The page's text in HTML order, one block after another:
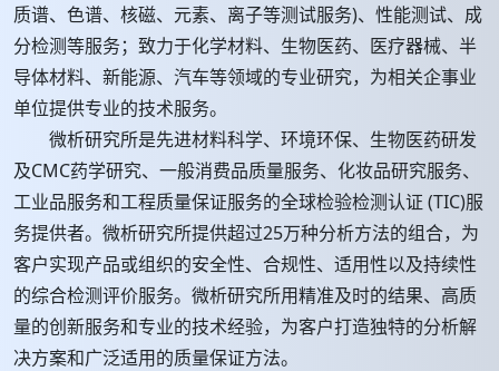
质谱、色谱、核磁、元素、离子等测试服务)、性能测试、成
分检测等服务；致力于化学材料、生物医药、医疗器械、半
导体材料、新能源、汽车等领域的专业研究，为相关企事业
单位提供专业的技术服务。
微析研究所是先进材料科学、环境环保、生物医药研发
及CMC药学研究、一般消费品质量服务、化妆品研究服务、
工业品服务和工程质量保证服务的全球检验检测认证 (TIC)服
务提供者。微析研究所提供超过25万种分析方法的组合，为
客户实现产品或组织的安全性、合规性、适用性以及持续性
的综合检测评价服务。微析研究所用精准及时的结果、高质
量的创新服务和专业的技术经验，为客户打造独特的分析解
决方案和广泛适用的质量保证方法。